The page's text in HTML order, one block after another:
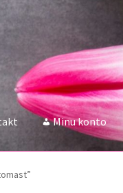
Minu konto